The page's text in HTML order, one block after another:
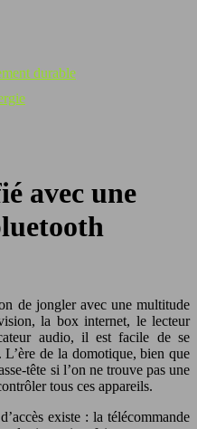
durable
avec une
de jongler avec une multitude
la box internet, le lecteur
audio, il est facile de se
de la domotique, bien que
tête si l’on ne trouve pas une
tous ces appareils.
existe : la télécommande